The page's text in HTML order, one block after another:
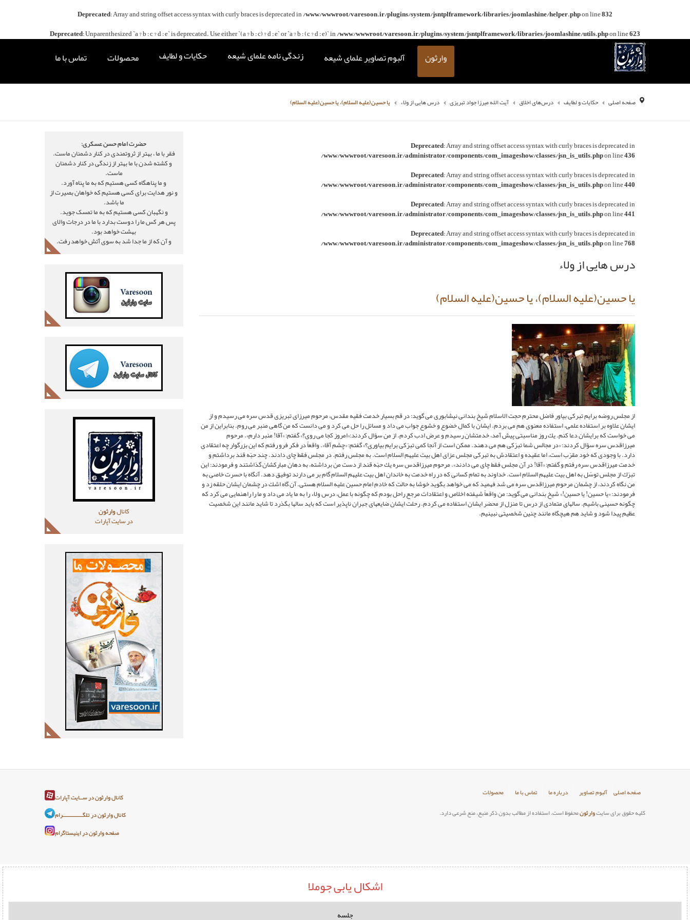
Deprecated: Array and string offset access syntax with curly braces is deprecated in/www/wwwroot/varesoon.ir/plugins/system/jsntplframework/libraries/joomlashine/helper.phpon line832
Deprecated: Unparenthesized `a ? b : c ? d : e` is deprecated. Use either `(a ? b : c) ? d : e` or `a ? b : (c ? d : e)` in/www/wwwroot/varesoon.ir/plugins/system/jsntplframework/libraries/joomlashine/utils.phpon line623
وارثون آلبوم تصاویر علمای شیعه زندگی نامه علمای شیعه حکایات و لطایف محصولات تماس با ما
صفحه اصلی حکایات و لطایف درس‌های اخلاق آیت الله میرزا جواد تبریزی درس هایی از ولاء يا حسين‏(عليه السلام)، يا حسين‏(عليه السلام)
Deprecated: Array and string offset access syntax with curly braces is deprecated in
/www/wwwroot/varesoon.ir/administrator/components/com_imageshow/classes/jsn_is_utils.phpon line436
Deprecated: Array and string offset access syntax with curly braces is deprecated in
/www/wwwroot/varesoon.ir/administrator/components/com_imageshow/classes/jsn_is_utils.phpon line440
Deprecated: Array and string offset access syntax with curly braces is deprecated in
/www/wwwroot/varesoon.ir/administrator/components/com_imageshow/classes/jsn_is_utils.phpon line441
Deprecated: Array and string offset access syntax with curly braces is deprecated in
/www/wwwroot/varesoon.ir/administrator/components/com_imageshow/classes/jsn_is_utils.phpon line768
درس هایی از ولاء
يا حسين‏(عليه السلام)، يا حسين‏(عليه السلام)
از مجلس روضه برايم تبركى بياور فاضل محترم حجت الاسلام شيخ بندانى نيشابورى مى ‏گويد: در قم بسيار خدمت فقيه مقدس، مرحوم ميرزاى تبريزى ‏قدس سره مى ‏رسيدم و از
ايشان علاوه بر استفاده علمى، استفاده معنوى هم مى ‏بردم. ايشان با كمال خضوع و خشوع جواب مى ‏داد و مسائل را حل مى ‏كرد و مى ‏دانست كه من گاهى منبر مى ‏روم. بنابراين از من
مى خواست كه برايشان دعا كنم. يك روز مناسبتى پيش آمد، خدمتشان رسيدم و عرض ادب كردم. از من سؤال كردند:«امروز كجا مى‏ روى؟» گفتم: «آقا! منبر دارم». مرحوم
ميرزاقدس سره سؤال كردند: «در مجالس شما تبرّكى هم مى ‏دهند. ممكن است از آنجا كمى تبرّكى برايم بياورى؟» گفتم: «چشم آقا». واقعاً در فكر فرو رفتم كه اين بزرگوار چه اعتقادى
دارد. با وجودى كه خود مقرّب است، اما عقيده و اعتقادش به تبركى مجلس عزاى اهل بيت‏ عليهم السلام است. به مجلس رفتم. در مجلس فقط چاى دادند. چند حبّه قند برداشتم و
خدمت ميرزاقدس سره رفتم و گفتم: «آقا! در آن مجلس فقط چاى مى ‏دادند». مرحوم ميرزاقدس سره يك حبّه قند از دست من برداشته، به دهان مباركشان گذاشتند و فرمودند: اين
تبرّك از مجلس توسّل به اهل بيت‏ عليهم السلام است. خداوند به تمام كسانى كه در راه خدمت به خاندان اهل بيت‏ عليهم السلام گام بر مى ‏دارند توفيق دهد. آن‏گاه با حسرت خاصى به
من نگاه كردند، از چشمان مرحوم ميرزاقدس سره مى شد فهميد كه مى ‏خواهد بگويد خوشا به حالت كه خادم امام حسين‏ عليه السلام هستى. آن گاه اشك در چشمان ايشان حلقه زد و
فرمودند: «يا حسين! يا حسين!» شيخ بندانى مى‏ گويد: من واقعاً شيفته اخلاص و اعتقادات مرجع راحل بودم كه چگونه با عمل، درس ولاء را به ما ياد مى ‏داد و ما را راهنمايى مى ‏كرد كه
چگونه حسينى باشيم. سال‏هاى متمادى از درس تا منزل از محضر ايشان استفاده مى‏ كردم. رحلت ايشان ضايعه‏اى جبران‏ ناپذير است كه بايد سال‏ها بگذرد تا شايد مانند اين شخصيت
عظيم پيدا شود و شايد هم هيچ‏گاه مانند چنين شخصيتى نبينيم.
حضرت امام حسن عسکری:
فقر با ما ، بهتر از ثروتمندی در کنار دشمنان ماست.
و کشته شدن با ما بهتر از زندگی در کنار دشمنان
ماست.
و ما پناهگاه کسی هستیم که به ما پناه آورد.
و نور هدایت برای کسی هستیم که خواهان بصیرت از
ما باشد.
و نگهبان کسی هستیم که به ما تمسک جوید.
پس هر کس ما را دوست بدارد با ما در درجات والای
بهشت خواهد بود.
و آن که از ما جدا شد به سوی آتش خواهد رفت.
کانالوارثون
در سایت آپارات
کانال وارثون در ســایت آپارات
کانال وارثون در تلگـــــــــــــرام
صفحه وارثون در اینیستاگرام
صفحه اصلی آلبوم تصاویر درباره ما تماس با ما
محصولات
کلیه حقوق برای سایتوارثونمحفوظ است. استفاده از مطالب بدون ذکر منبع، منع شرعی دارد.
اشکال یابی جوملا
جلسه